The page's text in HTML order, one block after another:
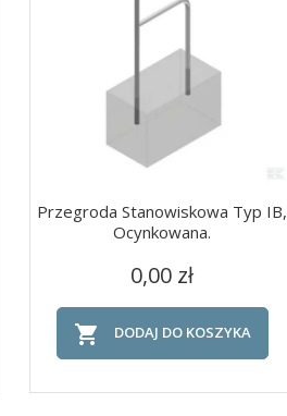
Szybki podgląd
Przegroda Stanowiskowa Typ IB,
Ocynkowana.
Cena
0,00 zł
 DODAJ DO KOSZYKA